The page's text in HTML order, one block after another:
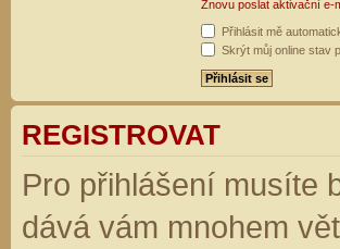
Znovu poslat aktivační e-
Přihlásit mě
Skrýt můj online stav
REGISTROVAT
Pro přihlášení musíte
dává vám mnohem